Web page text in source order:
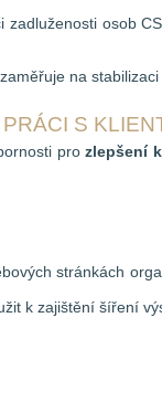
osob
na
S
prozlepšení
stránkách
k zajištění šíření